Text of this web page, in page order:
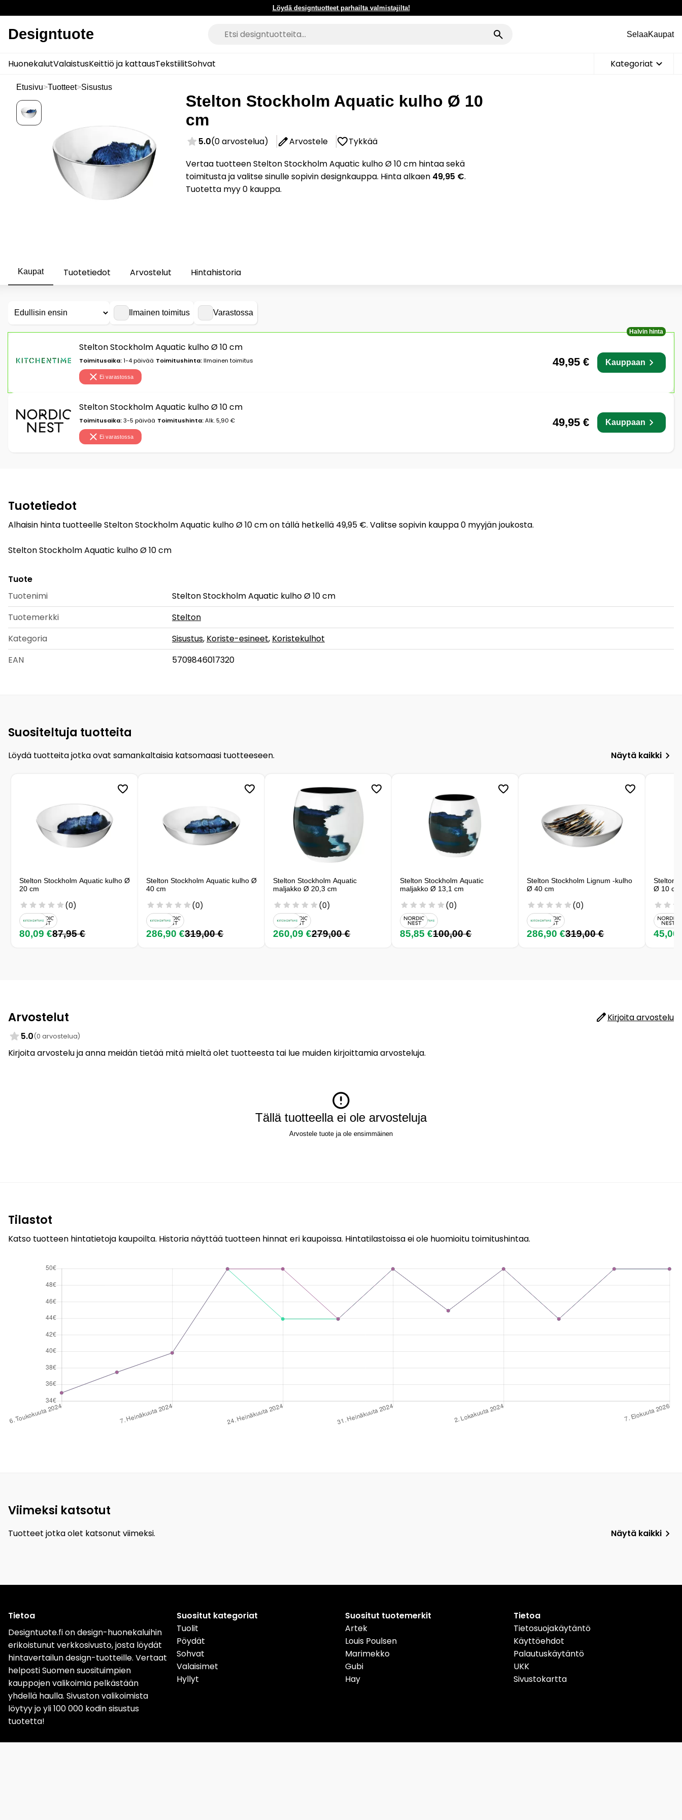
Löydä designtuotteet parhailta valmistajilta!
Designtuote SelaaKaupat
HuonekalutValaistusKeittiö ja kattausTekstiilitSohvat Kategoriat
Etusivu>Tuotteet>Sisustus
Stelton Stockholm Aquatic kulho Ø 10
cm
5.0(0 arvostelua) Arvostele
Tykkää
Vertaa tuotteen Stelton Stockholm Aquatic kulho Ø 10 cm hintaa sekä
toimitusta ja valitse sinulle sopivin designkauppa. Hinta alkaen 49,95 €.
Tuotetta myy 0 kauppa.
Kaupat Tuotetiedot Arvostelut Hintahistoria
Ilmainen toimitus Varastossa
Halvin hinta
Stelton Stockholm Aquatic kulho Ø 10 cm
Toimitusaika:1-4 päivää Toimitushinta:Ilmainen toimitus
Ei varastossa
49,95 € Kauppaan
Stelton Stockholm Aquatic kulho Ø 10 cm
Toimitusaika:3-5 päivää Toimitushinta:Alk. 5,90 €
Ei varastossa
49,95 € Kauppaan
Tuotetiedot
Alhaisin hinta tuotteelle Stelton Stockholm Aquatic kulho Ø 10 cm on tällä hetkellä 49,95 €. Valitse sopivin kauppa 0 myyjän joukosta.
Stelton Stockholm Aquatic kulho Ø 10 cm
Tuote
Tuotenimi
Stelton Stockholm Aquatic kulho Ø 10 cm
Tuotemerkki
Stelton
Kategoria
Sisustus, Koriste-esineet, Koristekulhot
EAN
5709846017320
Suositeltuja tuotteita
Löydä tuotteita jotka ovat samankaltaisia katsomaasi tuotteeseen. Näytä kaikki
Stelton Stockholm Aquatic kulho Ø
20 cm
(0)
80,09 €87,95 €
Stelton Stockholm Aquatic kulho Ø
40 cm
(0)
286,90 €319,00 €
Stelton Stockholm Aquatic
maljakko Ø 20,3 cm
(0)
260,09 €279,00 €
Stelton Stockholm Aquatic
maljakko Ø 13,1 cm
(0)
85,85 €100,00 €
Stelton Stockholm Lignum -kulho
Ø 40 cm
(0)
286,90 €319,00 €
Stelton
Ø 10 cm
45,00
Arvostelut
Kirjoita arvostelu
5.0(0 arvostelua)
Kirjoita arvostelu ja anna meidän tietää mitä mieltä olet tuotteesta tai lue muiden kirjoittamia arvosteluja.
Tällä tuotteella ei ole arvosteluja
Arvostele tuote ja ole ensimmäinen
Tilastot
Katso tuotteen hintatietoja kaupoilta. Historia näyttää tuotteen hinnat eri kaupoissa. Hintatilastoissa ei ole huomioitu toimitushintaa.
Viimeksi katsotut
Tuotteet jotka olet katsonut viimeksi. Näytä kaikki
Tietoa
Designtuote.fi on design-huonekaluihin
erikoistunut verkkosivusto, josta löydät
hintavertailun design-tuotteille. Vertaat
helposti Suomen suosituimpien
kauppojen valikoimia pelkästään
yhdellä haulla. Sivuston valikoimista
löytyy jo yli 100 000 kodin sisustus
tuotetta!
Suositut kategoriat
Tuolit
Pöydät
Sohvat
Valaisimet
Hyllyt
Suositut tuotemerkit
Artek
Louis Poulsen
Marimekko
Gubi
Hay
Tietoa
Tietosuojakäytäntö
Käyttöehdot
Palautuskäytäntö
UKK
Sivustokartta